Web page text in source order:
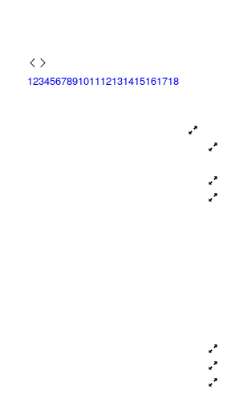
123456789101112131415161718